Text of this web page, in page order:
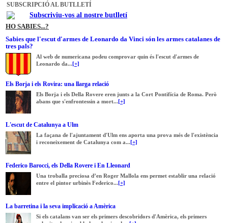
SUBSCRIPCIÓ AL BUTLLETÍ
Subscriviu-vos al nostre butlletí
HO SABIES...?
Sabies que l'escut d'armes de Leonardo da Vinci són les armes catalanes de
tres pals?
Al web de numericana podeu comprovar quin és l'escut d'armes de
Leonardo da...[+]
Els Borja i els Rovira: una llarga relació
Els Borja i els Della Rovere eren junts a la Cort Pontifícia de Roma. Però
abans que s'enfrontessin a mort...[+]
L'escut de Catalunya a Ulm
La façana de l'ajuntament d'Ulm ens aporta una prova més de l'existència
i reconeixement de Catalunya com a...[+]
Federico Barocci, els Della Rovere i En Lleonard
Una troballa preciosa d’en Roger Mallola ens permet establir una relació
entre el pintor urbinès Federico...[+]
La barretina i la seva implicació a Amèrica
Si els catalans van ser els primers descobridors d'Amèrica, els primers